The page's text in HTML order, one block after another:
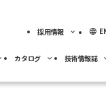
採用情報 language
カタログ 技術情報誌